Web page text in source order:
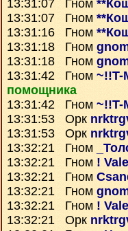
13:31:07 Гном
13:31:07 Гном
13:31:16 Гном
13:31:18 Гном
13:31:18 Гном
13:31:42 Гном ~!!T-
помощника
13:31:42 Гном ~!!T-
13:31:53 Орк
13:31:53 Орк
13:32:21 Гном
13:32:21 Гном !
13:32:21 Гном
13:32:21 Гном
13:32:21 Гном !
13:32:21 Орк